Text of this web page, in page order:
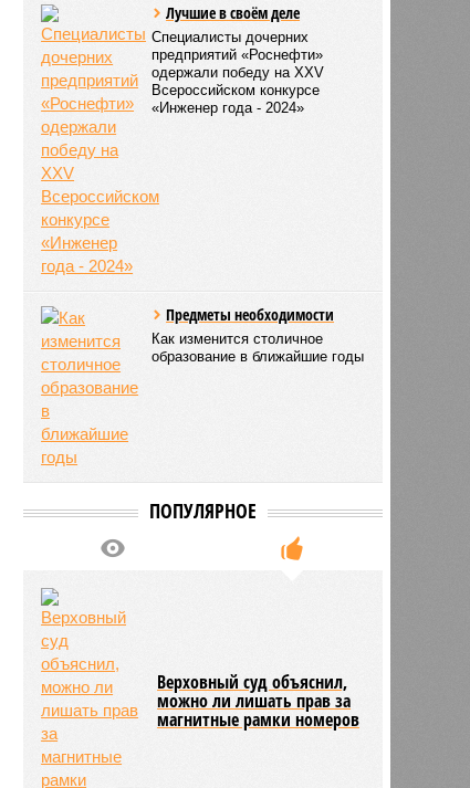
Лучшие в своём деле
Специалисты дочерних
предприятий «Роснефти»
одержали победу на XXV
Всероссийском конкурсе
«Инженер года - 2024»
Предметы необходимости
Как изменится столичное
образование в ближайшие годы
ПОПУЛЯРНОЕ
Верховный суд объяснил,
можно ли лишать прав за
магнитные рамки номеров